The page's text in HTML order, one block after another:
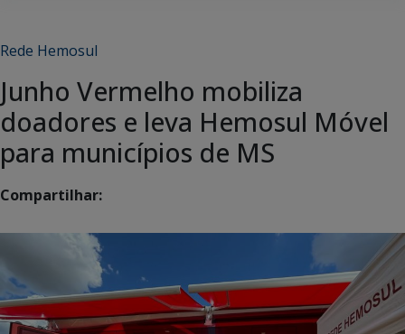
Rede Hemosul
Junho Vermelho mobiliza
doadores e leva Hemosul Móvel
para municípios de MS
Compartilhar: